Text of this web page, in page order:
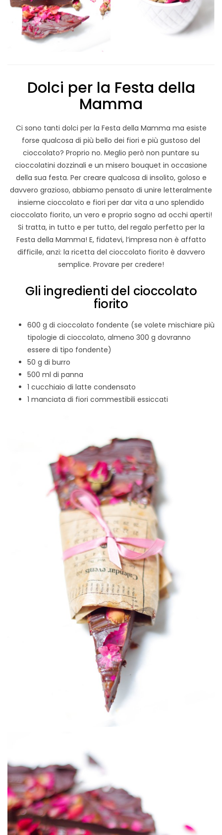
Dolci per la Festa della
Mamma
Ci sono tanti dolci per la Festa della Mamma ma esiste
forse qualcosa di più bello dei fiori e più gustoso del
cioccolato? Proprio no. Meglio però non puntare su
cioccolatini dozzinali e un misero bouquet in occasione
della sua festa. Per creare qualcosa di insolito, goloso e
davvero grazioso, abbiamo pensato di unire letteralmente
insieme cioccolato e fiori per dar vita a uno splendido
cioccolato fiorito, un vero e proprio sogno ad occhi aperti!
Si tratta, in tutto e per tutto, del regalo perfetto per la
Festa della Mamma! E, fidatevi, l’impresa non è affatto
difficile, anzi: la ricetta del cioccolato fiorito è davvero
semplice. Provare per credere!
Gli ingredienti del cioccolato
fiorito
600 g di cioccolato fondente (se volete mischiare più
tipologie di cioccolato, almeno 300 g dovranno
essere di tipo fondente)
50 g di burro
500 ml di panna
1 cucchiaio di latte condensato
1 manciata di fiori commestibili essiccati